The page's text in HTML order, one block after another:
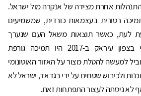
אחרת מצידה של אנקרה מול ישראל.
רטורית בעצמאות כורדית, שמשמיעים
לעת, כאשר תוצאות משאל העם שנערך
באזור האוטונומי הכורדי בצפון עיראק ב-2017 היו תמיכה גורפת
למעשה להטלת מצור על האזור האוטונומי
ולכיבוש שטחים על ידי בגדאד, ישראל לא
לא ניסתה לעצור התפתחות זאת.